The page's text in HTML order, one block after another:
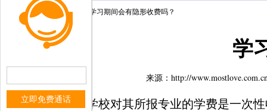
当前位置： 首页 招生问答 学习期间会有隐形收费吗？
学
来源：http://
合同中注明：学校对其所报专业的学费是一次
立即免费通话